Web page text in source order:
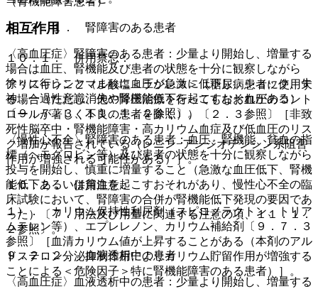
相互作用
１０．１． 併用禁忌：
アリスキレンフマル酸塩＜ラジレス＞（糖尿病患者に使用す
る場合（ただし、他の降圧治療を行ってもなお血圧のコント
ロールが著しく不良の患者を除く））〔２．３参照〕［非致
死性脳卒中・腎機能障害・高カリウム血症及び低血圧のリス
ク増加が報告されている（レニン−アンジオテンシン系阻害
作用が増強される可能性がある）］。
１０．２． 併用注意：
１）． カリウム保持性利尿剤（スピロノラクトン、トリア
ムテレン等）、エプレレノン、カリウム補給剤〔９．７．３
参照〕［血清カリウム値が上昇することがある（本剤のアル
ドステロン分泌抑制作用によりカリウム貯留作用が増強する
ことによる＜危険因子＞特に腎機能障害のある患者）］。
９．２．１． 腎障害のある患者
〈高血圧症〉腎障害のある患者：少量より開始し、増量する
場合は血圧、腎機能及び患者の状態を十分に観察しながら
徐々に行うこと（まれに血圧が急激に低下し、ショック、失
神、一過性意識消失や腎機能低下を起こすおそれがある）
〔９．７．３、１１．１．２参照〕。
〈慢性心不全〉腎障害のある患者：血圧、腎機能、貧血の指
標（ヘモグロビン等）及び患者の状態を十分に観察しながら
投与を開始し、慎重に増量すること（急激な血圧低下、腎機
能低下あるいは貧血を起こすおそれがあり、慢性心不全の臨
床試験において、腎障害の合併が腎機能低下発現の要因であ
った）〔７．用法及び用量に関連する注意の項、１１．１．
２参照〕。
９．２．２． 血液透析中の患者
〈高血圧症〉血液透析中の患者：少量より開始し、増量する